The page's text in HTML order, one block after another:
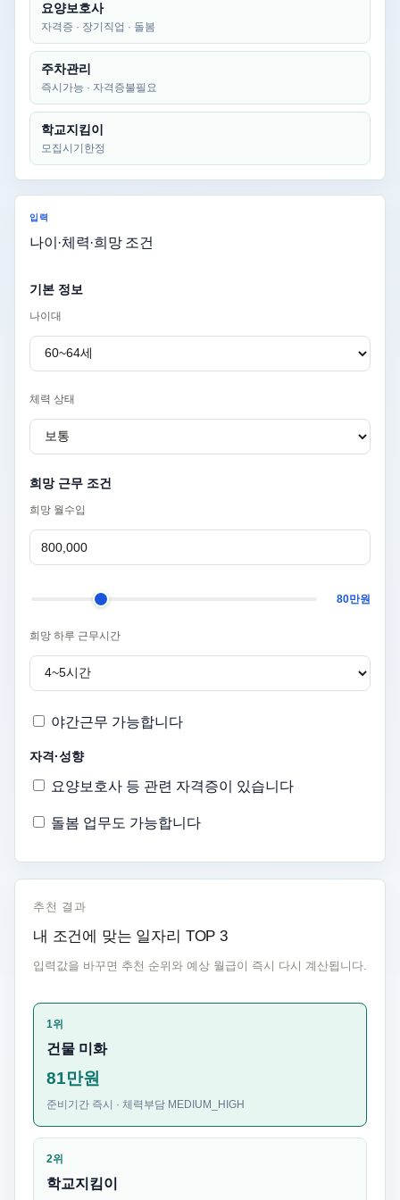
요양보호사
자격증 · 장기직업 · 돌봄
주차관리
즉시가능 · 자격증불필요
학교지킴이
모집시기한정
입력
나이·체력·희망 조건
기본 정보
나이대
체력 상태
희망 근무 조건
희망 월수입
80만원
희망 하루 근무시간
야간근무 가능합니다
자격·성향
요양보호사 등 관련 자격증이 있습니다
돌봄 업무도 가능합니다
추천 결과
내 조건에 맞는 일자리 TOP 3
입력값을 바꾸면 추천 순위와 예상 월급이 즉시 다시 계산됩니다.
1위
건물 미화
81만원
준비기간 즉시 · 체력부담 MEDIUM_HIGH
2위
학교지킴이